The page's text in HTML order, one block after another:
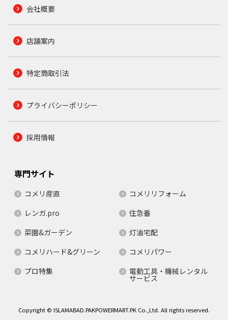
会社概要
店舗案内
特定商取引法
プライバシーポリシー
採用情報
専門サイト
コメリ産直
コメリリフォーム
レンガ.pro
住急番
菜園&ガーデン
灯油宅配
コメリハード&グリーン
コメリパワー
プロ特集
電動工具・機械レンタル
サービス
Copyright © ISLAMABAD.PAKPOWERMART.PK Co.,Ltd. All rights reserved.